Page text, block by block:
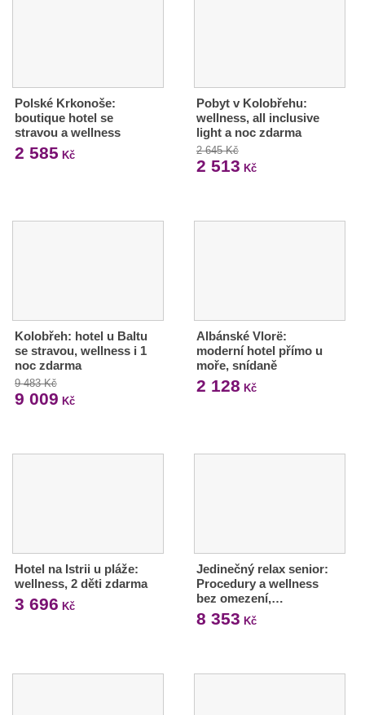
Polské Krkonoše:
boutique hotel se
stravou a wellness
2 585 Kč
Pobyt v Kolobřehu:
wellness, all inclusive
light a noc zdarma
2 645 Kč
2 513 Kč
Kolobřeh: hotel u Baltu
se stravou, wellness i 1
noc zdarma
9 483 Kč
9 009 Kč
Albánské Vlorë:
moderní hotel přímo u
moře, snídaně
2 128 Kč
Hotel na Istrii u pláže:
wellness, 2 děti zdarma
3 696 Kč
Jedinečný relax senior:
Procedury a wellness
bez omezení,…
8 353 Kč